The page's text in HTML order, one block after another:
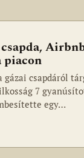
piacon
csapdáról
7
egy…